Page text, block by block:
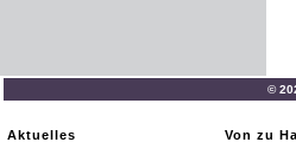
©
Aktuelles
Von zu